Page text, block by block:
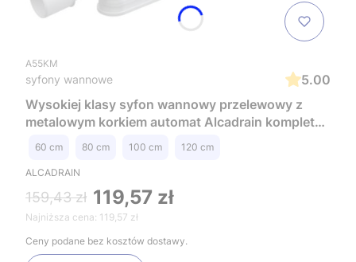
A55KM
syfony wannowe
5.00
Wysokiej klasy syfon wannowy przelewowy z
metalowym korkiem automat Alcadrain kompletny
60 cm 80 cm 100 cm 120 cm
ALCADRAIN
159,43 zł 119,57 zł
Najniższa cena: 119,57 zł
Ceny podane bez kosztów dostawy.